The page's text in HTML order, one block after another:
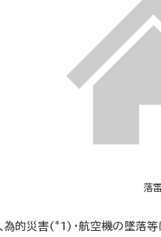
落
為的災害( *1)・航空機の墜落